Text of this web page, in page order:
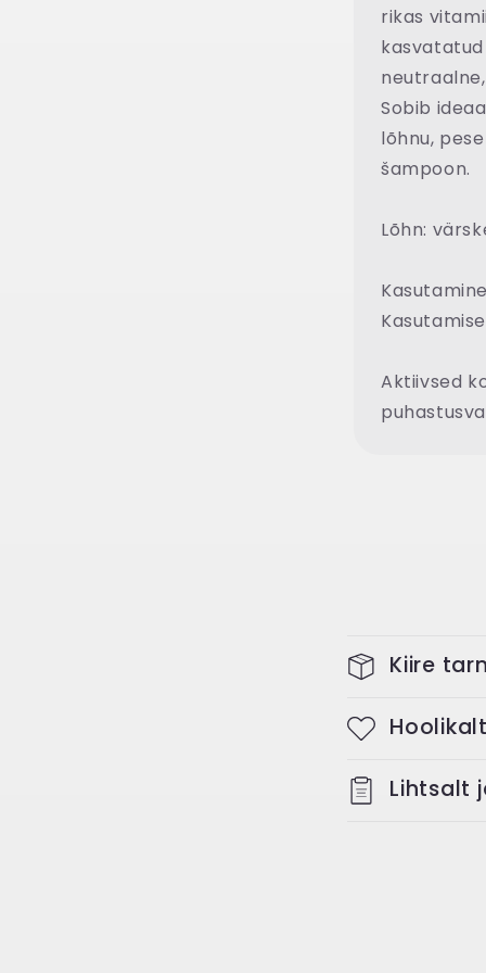
rikas
Sobib
lõhnu,
šampoon.
Lõhn:
Aktiivsed
Kiire
Lihtsalt